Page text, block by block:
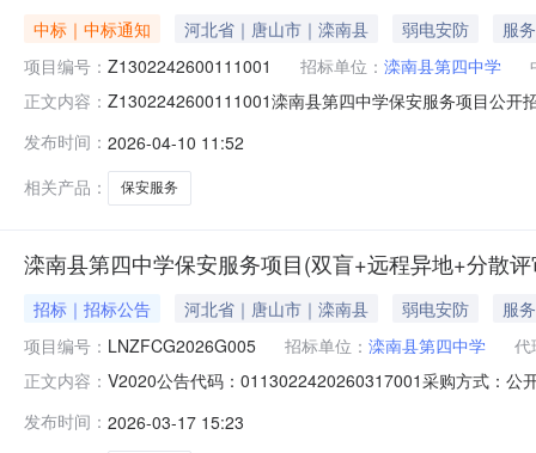
中标｜中标通知 河北省｜唐山市｜滦南县 弱电安防
服务
项目编号： Z1302242600111001 招标单位： 滦南县第四中学
正文内容： Z1302242600111001滦南县第四中学保安服务项目公开
南县第四中学购买保安服务-1包中标供应商名称：唐山
发布时间： 2026-04-10 11:52
相关产品：
保安服务
滦南县第四中学保安服务项目(双盲+远程异地+分散
招标｜招标公告 河北省｜唐山市｜滦南县 弱电安防
服务
项目编号： LNZFCG2026G005 招标单位： 滦南县第四中学
代
正文内容： V2020公告代码：0113022420260317001采购方式：公
政府采购政策：采购人名称：滦南县第四中学采购人地
发布时间： 2026-03-17 15:23